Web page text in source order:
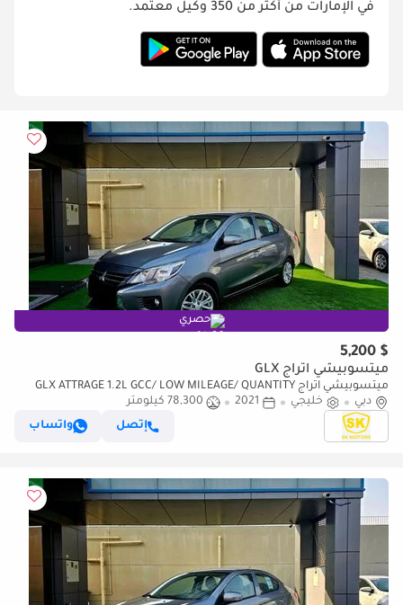
في الإمارات من أكثر من 350 وكيل معتمد.
حصري
$ 5,200
ميتسوبيشي اتراج GLX
ميتسوبيشي اتراج GLX ATTRAGE 1.2L GCC/ LOW MILEAGE/ QUANTITY
AVAILABLE
دبي خليجي 2021
78,300 كيلومتر
إتصل
واتساب